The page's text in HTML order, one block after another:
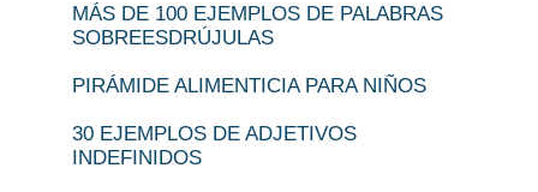
MÁS DE 100 EJEMPLOS DE PALABRAS
SOBREESDRÚJULAS
PIRÁMIDE ALIMENTICIA PARA NIÑOS
30 EJEMPLOS DE ADJETIVOS
INDEFINIDOS